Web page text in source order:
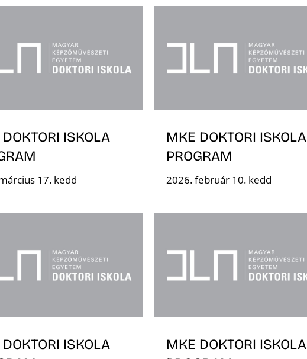
ISKOLA
17. kedd
MKE DOKTORI ISKOLA
PROGRAM
2026. február 10. kedd
ISKOLA
MKE DOKTORI ISKOLA